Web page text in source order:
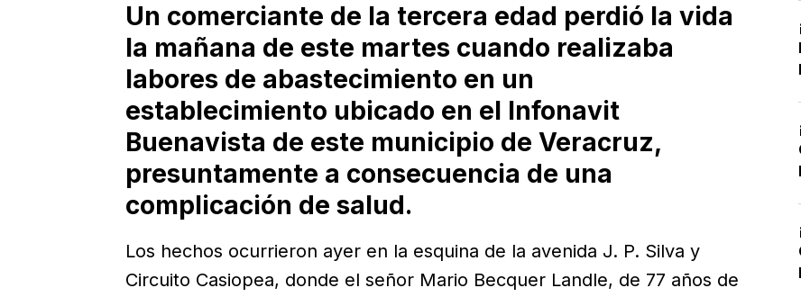
Un comerciante de la tercera edad perdió la vida
la mañana de este martes cuando realizaba
labores de abastecimiento en un
establecimiento ubicado en el Infonavit
Buenavista de este municipio de Veracruz,
presuntamente a consecuencia de una
complicación de salud.
Los hechos ocurrieron ayer en la esquina de la avenida J. P. Silva y
Circuito Casiopea, donde el señor Mario Becquer Landle, de 77 años de